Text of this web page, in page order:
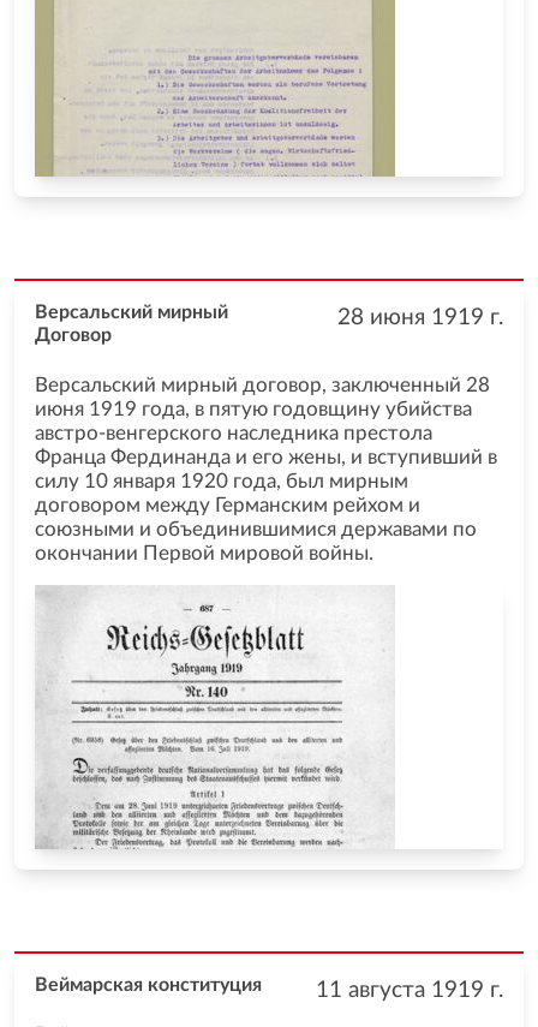
28 июня 1919 г.
Версальский мирный
Договор
Версальский мирный договор, заключенный 28
июня 1919 года, в пятую годовщину убийства
австро-венгерского наследника престола
Франца Фердинанда и его жены, и вступивший в
силу 10 января 1920 года, был мирным
договором между Германским рейхом и
союзными и объединившимися державами по
окончании Первой мировой войны.
11 августа 1919 г.
Веймарская конституция